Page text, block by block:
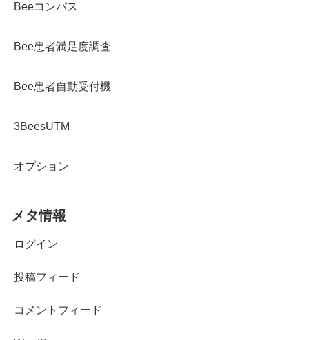
Beeコンパス
Bee患者満足度調査
Bee患者自動受付機
3BeesUTM
オプション
メタ情報
ログイン
投稿フィード
コメントフィード